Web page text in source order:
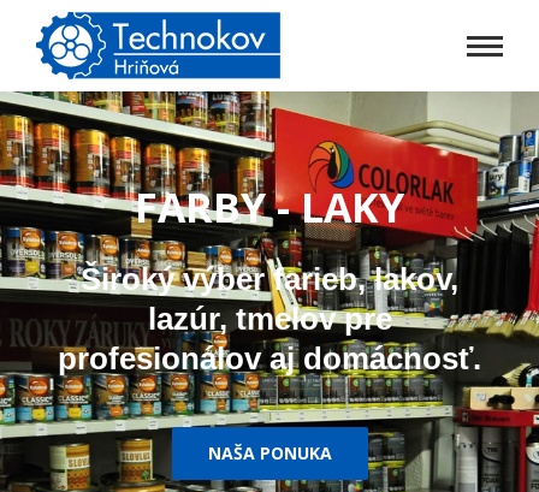
FARBY - LAKY
Široký výber farieb, lakov,
lazúr, tmelov pre
profesionálov aj domácnosť.
NAŠA PONUKA